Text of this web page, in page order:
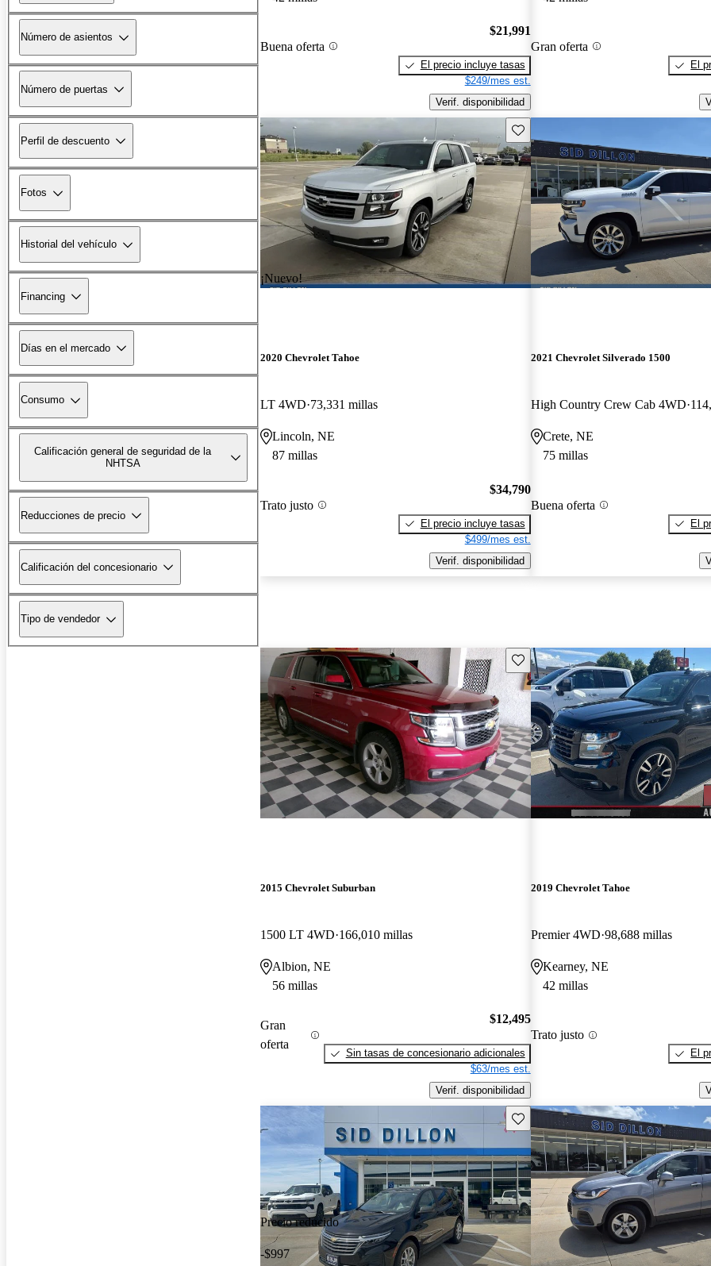
Número de asientos
Número de puertas
Perfil de descuento
Fotos
Historial del vehículo
Financing
Días en el mercado
Consumo
Calificación general de seguridad de la
NHTSA
Reducciones de precio
Calificación del concesionario
Tipo de vendedor
Buena oferta
$21,991
El precio incluye tasas
$249/mes est.
Verif. disponibilidad
Gran oferta
El
¡Nuevo!
Guarda este Aviso
2020 Chevrolet Tahoe
LT 4WD 73,331 millas
Lincoln, NE
87 millas
Trato justo
$34,790
El precio incluye tasas
$499/mes est.
Verif. disponibilidad
2021 Chevrolet Silverado 1500
High Country Crew Cab 4WD
Crete, NE
75 millas
Buena oferta
El
Guarda este Aviso
2015 Chevrolet Suburban
1500 LT 4WD 166,010 millas
Albion, NE
56 millas
Gran
oferta
$12,495
Sin tasas de concesionario adicionales
$63/mes est.
Verif. disponibilidad
2019 Chevrolet Tahoe
Premier 4WD 98,688 millas
Kearney, NE
42 millas
Trato justo
El
Precio reducido
-$997
Guarda este Aviso